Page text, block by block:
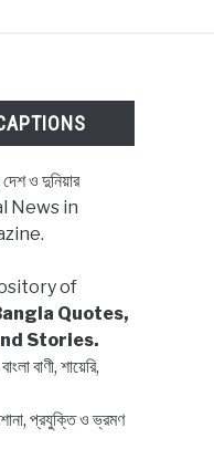
ও দুনিয়ার
News in
of
Quotes,
Stories.
বাণী, শায়েরি,
প্রযুক্তি ও ভ্রমণ